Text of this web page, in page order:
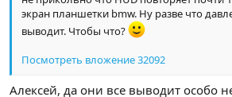
экран планшетки bmw. Ну разве что
выводит. Чтобы что?
Посмотреть вложение 32092
Алексей, да они все выводит особо